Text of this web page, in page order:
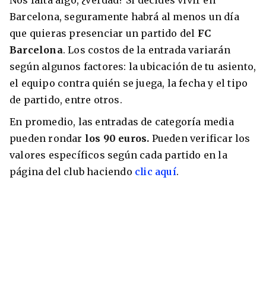
Barcelona, seguramente habrá al menos un día
que quieras presenciar un partido del FC
Barcelona. Los costos de la entrada variarán
según algunos factores: la ubicación de tu asiento,
el equipo contra quién se juega, la fecha y el tipo
de partido, entre otros.
En promedio, las entradas de categoría media
pueden rondar los 90 euros. Pueden verificar los
valores específicos según cada partido en la
página del club haciendo clic aquí.